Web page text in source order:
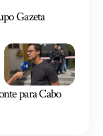
Gazeta
para Cabo